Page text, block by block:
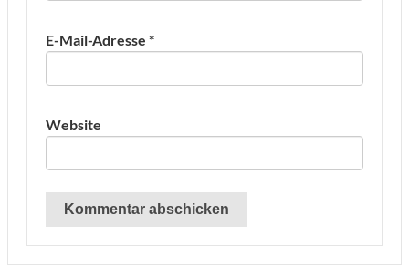
E-Mail-Adresse *
Website